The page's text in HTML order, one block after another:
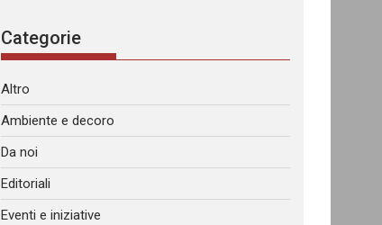
Categorie
Altro
Ambiente e decoro
Da noi
Editoriali
Eventi e iniziative